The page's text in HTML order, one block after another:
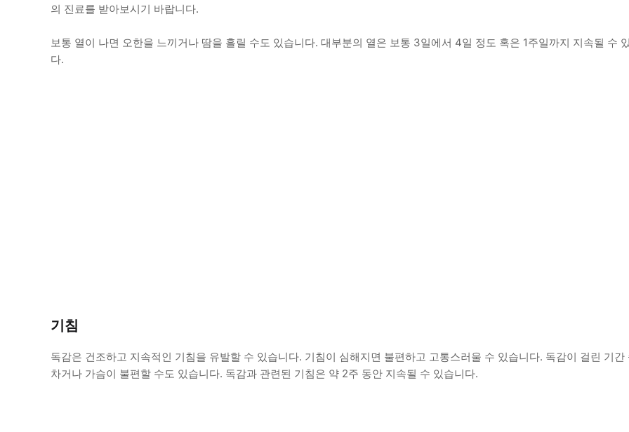
의 진료를 받아보시기 바랍니다.
보통 열이 나면 오한을 느끼거나 땀을 흘릴 수도 있습니다. 대부분의 열은 보통 3일에서 4일 정도 혹은 1주일까지 지속될 수
다.
기침
독감은 건조하고 지속적인 기침을 유발할 수 있습니다. 기침이 심해지면 불편하고 고통스러울 수 있습니다. 독감이 걸린 기간
차거나 가슴이 불편할 수도 있습니다. 독감과 관련된 기침은 약 2주 동안 지속될 수 있습니다.